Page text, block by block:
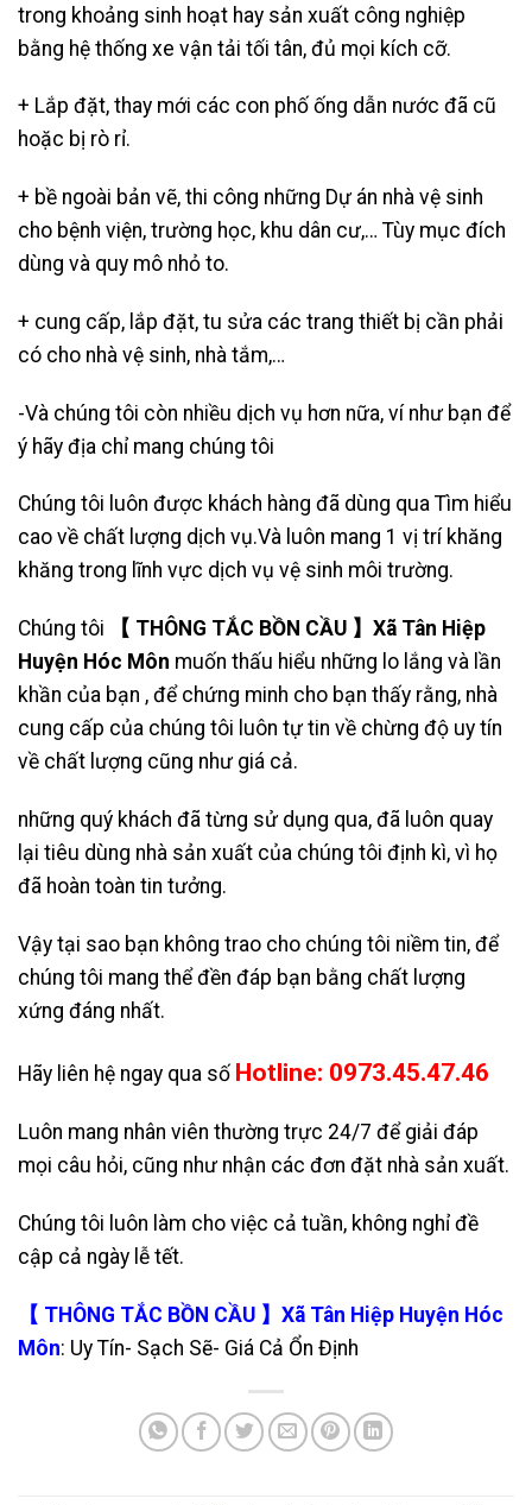
trong khoảng sinh hoạt hay sản xuất công nghiệp
bằng hệ thống xe vận tải tối tân, đủ mọi kích cỡ.
+ Lắp đặt, thay mới các con phố ống dẫn nước đã cũ
hoặc bị rò rỉ.
+ bề ngoài bản vẽ, thi công những Dự án nhà vệ sinh
cho bệnh viện, trường học, khu dân cư,… Tùy mục đích
dùng và quy mô nhỏ to.
+ cung cấp, lắp đặt, tu sửa các trang thiết bị cần phải
có cho nhà vệ sinh, nhà tắm,…
-Và chúng tôi còn nhiều dịch vụ hơn nữa, ví như bạn để
ý hãy địa chỉ mang chúng tôi
Chúng tôi luôn được khách hàng đã dùng qua Tìm hiểu
cao về chất lượng dịch vụ.Và luôn mang 1 vị trí khăng
khăng trong lĩnh vực dịch vụ vệ sinh môi trường.
Chúng tôi
【 THÔNG TẮC BỒN CẦU 】Xã Tân Hiệp
Huyện Hóc Môn muốn thấu hiểu những lo lắng và lần
khần của bạn , để chứng minh cho bạn thấy rằng, nhà
cung cấp của chúng tôi luôn tự tin về chừng độ uy tín
về chất lượng cũng như giá cả.
những quý khách đã từng sử dụng qua, đã luôn quay
lại tiêu dùng nhà sản xuất của chúng tôi định kì, vì họ
đã hoàn toàn tin tưởng.
Vậy tại sao bạn không trao cho chúng tôi niềm tin, để
chúng tôi mang thể đền đáp bạn bằng chất lượng
xứng đáng nhất.
Hãy liên hệ ngay qua số Hotline: 0973.45.47.46
Luôn mang nhân viên thường trực 24/7 để giải đáp
mọi câu hỏi, cũng như nhận các đơn đặt nhà sản xuất.
Chúng tôi luôn làm cho việc cả tuần, không nghỉ đề
cập cả ngày lễ tết.
【 THÔNG TẮC BỒN CẦU 】Xã Tân Hiệp Huyện Hóc
Môn: Uy Tín- Sạch Sẽ- Giá Cả Ổn Định